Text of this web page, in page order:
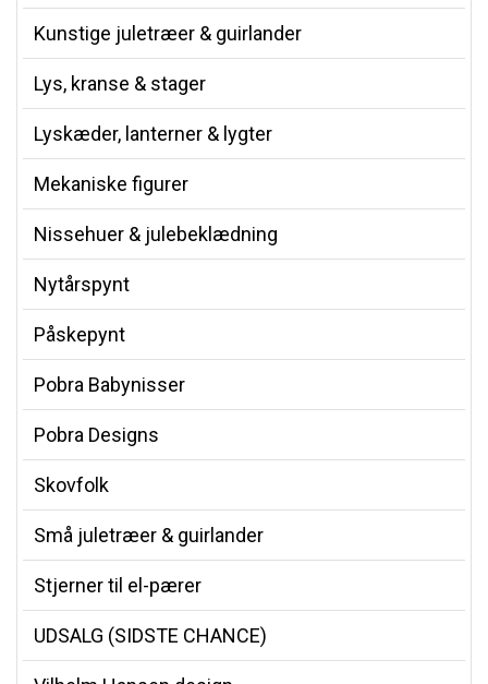
Kunstige juletræer & guirlander
Lys, kranse & stager
Lyskæder, lanterner & lygter
Mekaniske figurer
Nissehuer & julebeklædning
Nytårspynt
Påskepynt
Pobra Babynisser
Pobra Designs
Skovfolk
Små juletræer & guirlander
Stjerner til el-pærer
UDSALG (SIDSTE CHANCE)